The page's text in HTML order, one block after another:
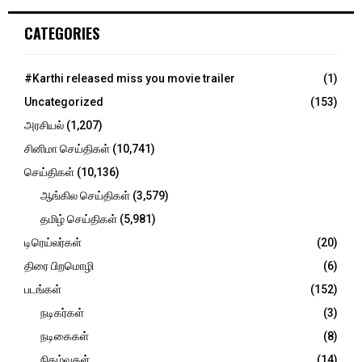
h
o
:
CATEGORIES
#Karthi released miss you movie trailer
(1)
Uncategorized
(153)
அரசியல் (1,207)
சினிமா செய்திகள் (10,741)
செய்திகள் (10,136)
ஆங்கில செய்திகள் (3,579)
தமிழ் செய்திகள் (5,981)
டிரெய்லர்கள்
(20)
திரை பிறமொழி
(6)
படங்கள்
(152)
நடிகர்கள்
(3)
நடிகைகள்
(8)